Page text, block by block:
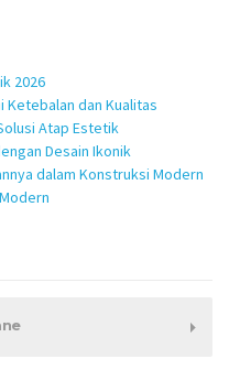
2026
Ketebalan dan Kualitas
Atap Estetik
Desain Ikonik
dalam Konstruksi Modern